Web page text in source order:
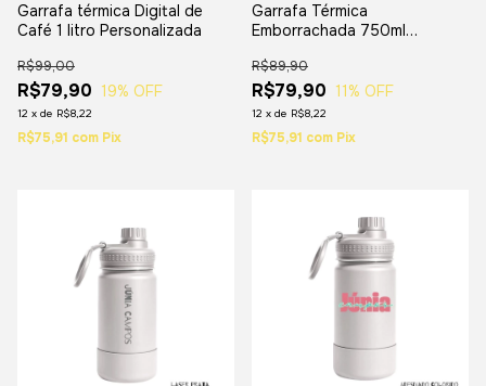
Garrafa térmica Digital de
Café 1 litro Personalizada
R$79,90
R$99,00
19% OFF
12 x de R$8,22
R$75,91 com Pix
Garrafa Térmica
Emborrachada 750ml
R$79,90
R$89,90
11% OFF
12 x de R$8,22
R$75,91 com Pix